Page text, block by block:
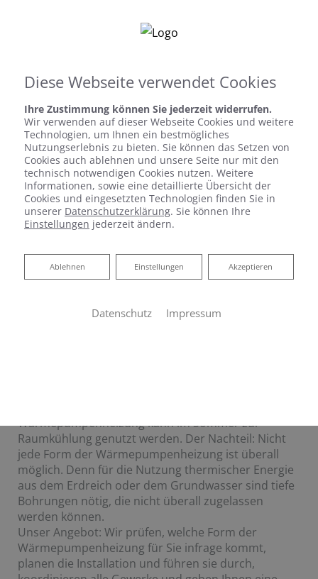
HEIZEN MIT WÄRMEPUMPE
Die nachhaltigste Form der Heizung
Heizen ohne fossile Brennstoffe ist möglich, aber
mit einem hohen technischen Aufwand verbunden.
Ihnen den Weg zur nachhaltigen Heizung – mit
unserem Komplettangebot für eine
Es gibt drei Formen der Wärmepumpenheizung, bei
Wärmepumpenheizung kann im Sommer zur
Raumkühlung genutzt werden. Der Nachteil: Nicht
jede Form der Wärmepumpenheizung ist überall
möglich. Denn für die Nutzung thermischer Energie
aus dem Erdreich oder dem Grundwasser sind tiefe
Bohrungen nötig, die nicht überall zugelassen
werden können.
Unser Angebot: Wir prüfen, welche Form der
Wärmepumpenheizung für Sie infrage kommt,
planen die Installation und führen sie durch,
Diese Webseite verwendet Cookies
Ihre Zustimmung können Sie jederzeit widerrufen.
Wir verwenden auf dieser Webseite Cookies und weitere
Technologien, um Ihnen ein bestmögliches
Nutzungserlebnis zu bieten. Sie können das Setzen von
Cookies auch ablehnen und unsere Seite nur mit den
technisch notwendigen Cookies nutzen. Weitere
Informationen, sowie eine detaillierte Übersicht der
Cookies und eingesetzten Technologien finden Sie in
unserer Datenschutzerklärung. Sie können Ihre
Einstellungen jederzeit ändern.
Akzeptieren
Einstellungen
Ablehnen
Ablehnen
Datenschutz Impressum